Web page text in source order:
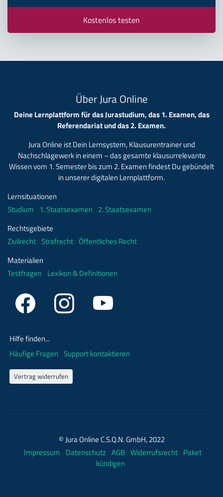
Kostenlos testen
Über Jura Online
Deine Lernplattform für das Jurastudium, das 1. Examen, das
Referendariat und das 2. Examen.
Jura Online ist Dein Lernsystem, Klausurentrainer und
Nachschlagewerk in einem – das gesamte klausurrelevante
Wissen vom 1. Semester bis zum 2. Examen findest Du gebündelt
in unserer digitalen Lernplattform.
Lernsituationen
Studium 1. Staatsexamen 2. Staatsexamen
Rechtsgebiete
Zivilrecht Strafrecht Öffentliches Recht
Materialien
Testfragen Lexikon & Definitionen
Hilfe finden...
Häufige Fragen Support kontaktieren
Vertrag widerrufen
© Jura Online C.S.Q.N. GmbH, 2022
Impressum Datenschutz AGB Widerrufsrecht Paket
kündigen